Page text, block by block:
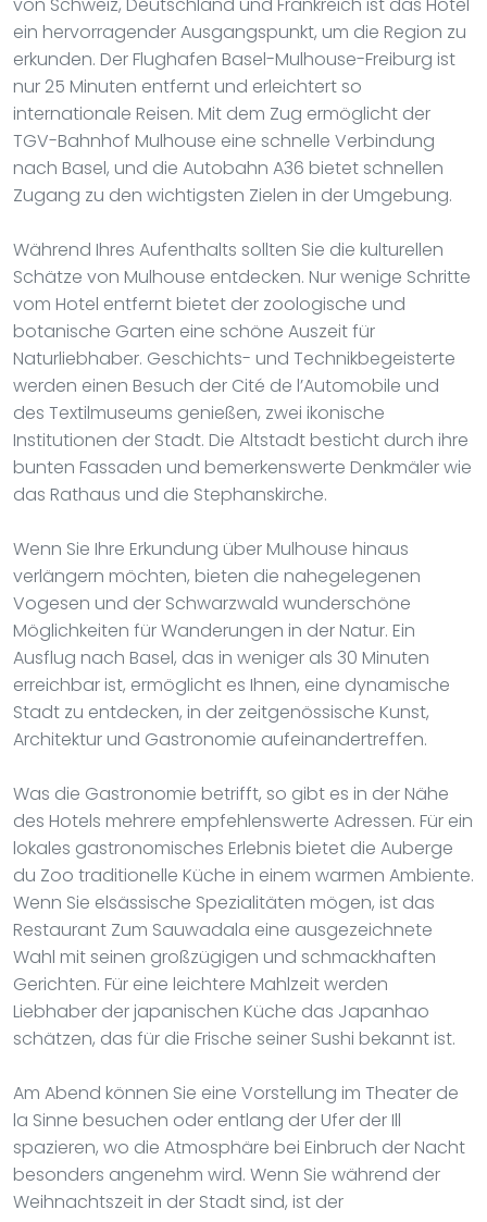
ein hervorragender Ausgangspunkt, um die Region zu
erkunden. Der Flughafen Basel-Mulhouse-Freiburg ist
nur 25 Minuten entfernt und erleichtert so
internationale Reisen. Mit dem Zug ermöglicht der
TGV-Bahnhof Mulhouse eine schnelle Verbindung
nach Basel, und die Autobahn A36 bietet schnellen
Zugang zu den wichtigsten Zielen in der Umgebung.
Während Ihres Aufenthalts sollten Sie die kulturellen
Schätze von Mulhouse entdecken. Nur wenige Schritte
vom Hotel entfernt bietet der zoologische und
botanische Garten eine schöne Auszeit für
Naturliebhaber. Geschichts- und Technikbegeisterte
werden einen Besuch der Cité de l’Automobile und
des Textilmuseums genießen, zwei ikonische
Institutionen der Stadt. Die Altstadt besticht durch ihre
bunten Fassaden und bemerkenswerte Denkmäler wie
das Rathaus und die Stephanskirche.
Wenn Sie Ihre Erkundung über Mulhouse hinaus
verlängern möchten, bieten die nahegelegenen
Vogesen und der Schwarzwald wunderschöne
Möglichkeiten für Wanderungen in der Natur. Ein
Ausflug nach Basel, das in weniger als 30 Minuten
erreichbar ist, ermöglicht es Ihnen, eine dynamische
Stadt zu entdecken, in der zeitgenössische Kunst,
Architektur und Gastronomie aufeinandertreffen.
Was die Gastronomie betrifft, so gibt es in der Nähe
des Hotels mehrere empfehlenswerte Adressen. Für ein
lokales gastronomisches Erlebnis bietet die Auberge
du Zoo traditionelle Küche in einem warmen Ambiente.
Wenn Sie elsässische Spezialitäten mögen, ist das
Restaurant Zum Sauwadala eine ausgezeichnete
Wahl mit seinen großzügigen und schmackhaften
Gerichten. Für eine leichtere Mahlzeit werden
Liebhaber der japanischen Küche das Japanhao
schätzen, das für die Frische seiner Sushi bekannt ist.
Am Abend können Sie eine Vorstellung im Theater de
la Sinne besuchen oder entlang der Ufer der Ill
spazieren, wo die Atmosphäre bei Einbruch der Nacht
besonders angenehm wird. Wenn Sie während der
Weihnachtszeit in der Stadt sind, ist der